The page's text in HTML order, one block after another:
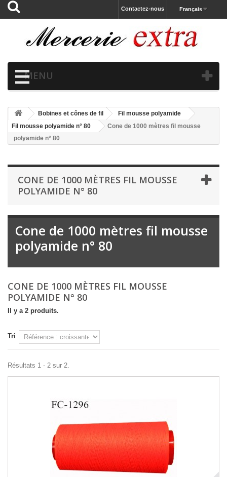
Français
Contactez-nous
MENU
Bobines et cônes de fil
Fil mousse polyamide
Fil mousse polyamide n° 80
Cone de 1000 mètres fil mousse
polyamide n° 80
CONE DE 1000 MÈTRES FIL MOUSSE
POLYAMIDE N° 80
Cone de 1000 mètres fil mousse
polyamide n° 80
CONE DE 1000 MÈTRES FIL MOUSSE
POLYAMIDE N° 80
Il y a 2 produits.
Tri
Résultats 1 - 2 sur 2.